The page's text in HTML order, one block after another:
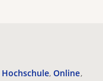
Hochschule Online